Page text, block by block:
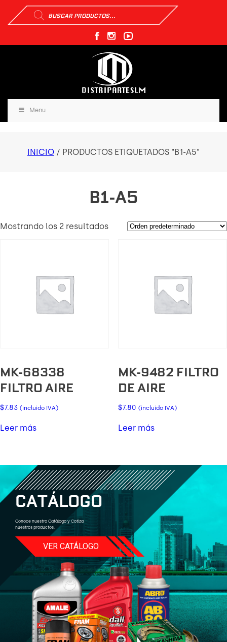
Búsqueda
de
productos
Menu
INICIO / PRODUCTOS ETIQUETADOS “B1-A5”
B1-A5
Mostrando los 2 resultados
MK-68338
FILTRO AIRE
$7.83 (incluido IVA)
Leer más
MK-9482 FILTRO
DE AIRE
$7.80 (incluido IVA)
Leer más
CATÁLOGO
Conoce nuestro Catálogo y Cotiza
nuestros productos.
VER CATÁLOGO